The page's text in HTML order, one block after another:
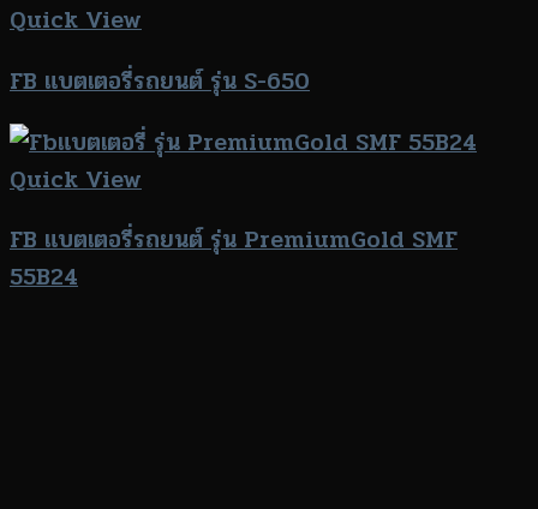
Quick View
FB แบตเตอรี่รถยนต์ รุ่น S-650
Quick View
FB แบตเตอรี่รถยนต์ รุ่น PremiumGold SMF
55B24